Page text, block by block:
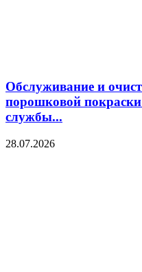
Обслуживание и
порошковой
службы...
28.07.2026